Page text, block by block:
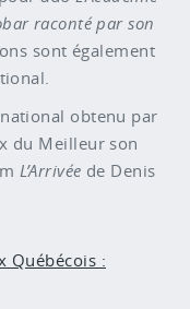
raconté par son
sont également
obtenu par
du Meilleur son
L’Arrivée de Denis
Québécois :